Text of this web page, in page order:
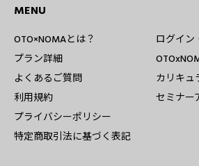
MENU
OTO×NOMAとは？
プラン詳細
よくあるご質問
利用規約
プライバシーポリシー
特定商取引法に基づく表記
ログイン
カリキュ
セミナー